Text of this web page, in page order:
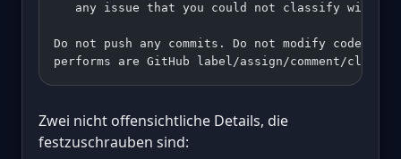
any issue that you could not classify with
Do not push any commits. Do not modify code.
performs are GitHub label/assign/comment/close
Zwei nicht offensichtliche Details, die
festzuschrauben sind: